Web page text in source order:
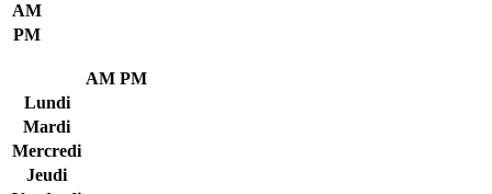
AM
PM
AM PM
Lundi
Mardi
Mercredi
Jeudi